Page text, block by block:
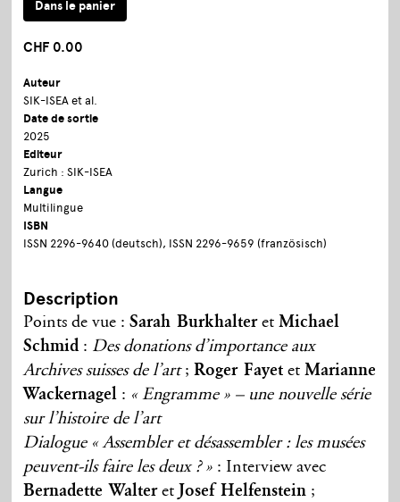
CHF 0.00
Auteur
SIK-ISEA et al.
Date de sortie
2025
Editeur
Zurich : SIK-ISEA
Langue
Multilingue
ISBN
ISSN 2296-9640 (deutsch), ISSN 2296-9659 (französisch)
Description
Points de vue :Sarah BurkhalteretMichael
Schmid : Des donations d’importance aux
Archives suisses de l’art;Roger Fayet etMarianne
Wackernagel : « Engramme » – une nouvelle série
sur l’histoire de l’art
Dialogue « Assembler et désassembler : les musées
peuvent-ils faire les deux ? » : Interview avec
Bernadette Walteret Josef Helfenstein ;